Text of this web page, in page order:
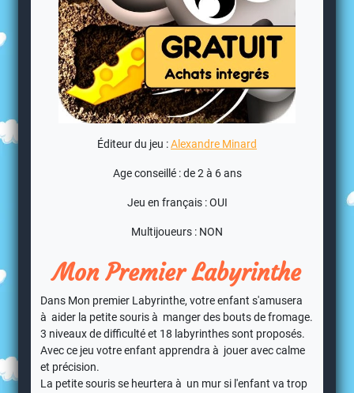
Éditeur du jeu :Alexandre Minard
Age conseillé : de 2 à 6 ans
Jeu en français : OUI
Multijoueurs : NON
Mon Premier Labyrinthe
Dans Mon premier Labyrinthe, votre enfant s'amusera
à aider la petite souris à manger des bouts de fromage.
3 niveaux de difficulté et 18 labyrinthes sont proposés.
Avec ce jeu votre enfant apprendra à jouer avec calme
et précision.
La petite souris se heurtera à un mur si l'enfant va trop